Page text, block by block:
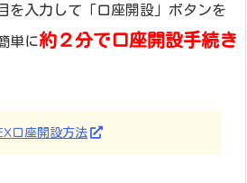
を入力して「口座開設」ボタンを
単に約２分で口座開設手続き
口座開設方法